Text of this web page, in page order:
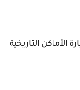
الأماكن التاريخية